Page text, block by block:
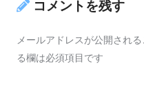
コメントを残す
メールアドレスが公開される
る欄は必須項目です